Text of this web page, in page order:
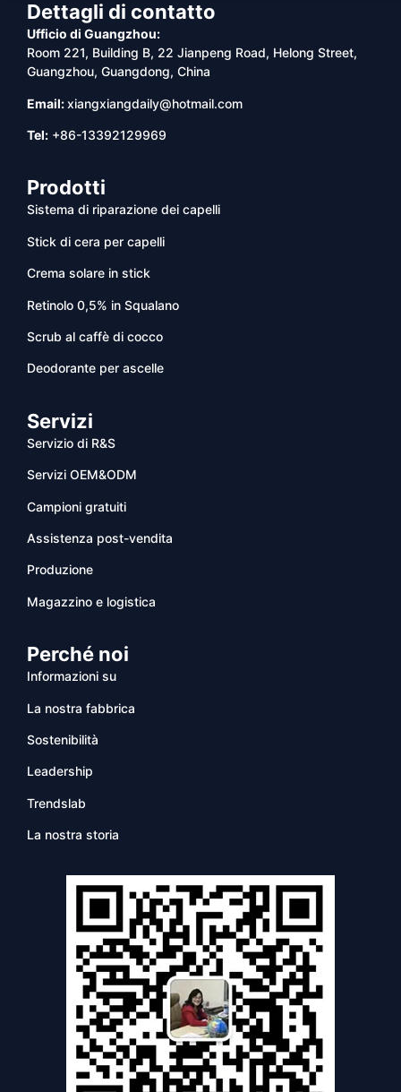
Dettagli di contatto
Ufficio di Guangzhou:
Room 221, Building B, 22 Jianpeng Road, Helong Street,
Guangzhou, Guangdong, China
Email:xiangxiangdaily@hotmail.com
Tel: +86-13392129969
Prodotti
Sistema di riparazione dei capelli
Stick di cera per capelli
Crema solare in stick
Retinolo 0,5% in Squalano
Scrub al caffè di cocco
Deodorante per ascelle
Servizi
Servizio di R&S
Servizi OEM&ODM
Campioni gratuiti
Assistenza post-vendita
Produzione
Magazzino e logistica
Perché noi
Informazioni su
La nostra fabbrica
Sostenibilità
Leadership
Trendslab
La nostra storia